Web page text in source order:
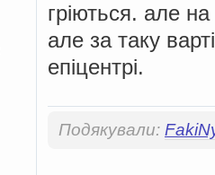
гріються. але
але за таку
епіцентрі.
Подякували: